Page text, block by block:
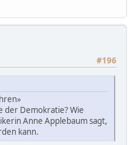
#196
der Demokratie? Wie
Anne Applebaum sagt,
kann.